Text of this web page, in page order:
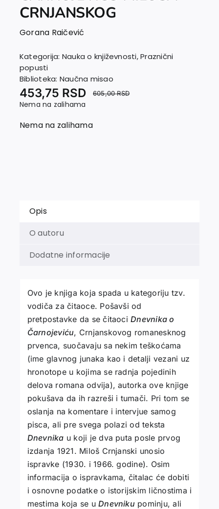
EU PROJEKTI
Kontakt
CRNJANSKOG
Gorana Raičević
Kategorija: Nauka o književnosti,Praznični
popusti
Biblioteka: Naučna misao
605,00RSD
453,75 RSD
Nema na zalihama
Nema na zalihama
Opis
O autoru
Dodatne informacije
Ovo je knjiga koja spada u kategoriju tzv.
vodiča za čitaoce. Pošavši od
pretpostavke da se čitaociDnevnika o
Čarnojeviću, Crnjanskovog romanesknog
prvenca, suočavaju sa nekim teškoćama
(ime glavnog junaka kao i detalji vezani uz
hronotope u kojima se radnja pojedinih
delova romana odvija), autorka ove knjige
pokušava da ih razreši i tumači. Pri tom se
oslanja na komentare i intervjue samog
pisca, ali pre svega polazi od teksta
Dnevnika u koji je dva puta posle prvog
izdanja 1921. Miloš Crnjanski unosio
ispravke (1930. i 1966. godine). Osim
informacija o ispravkama, čitalac će dobiti
i osnovne podatke o istorijskim ličnostima i
mestima koja se uDnevniku pominju, ali